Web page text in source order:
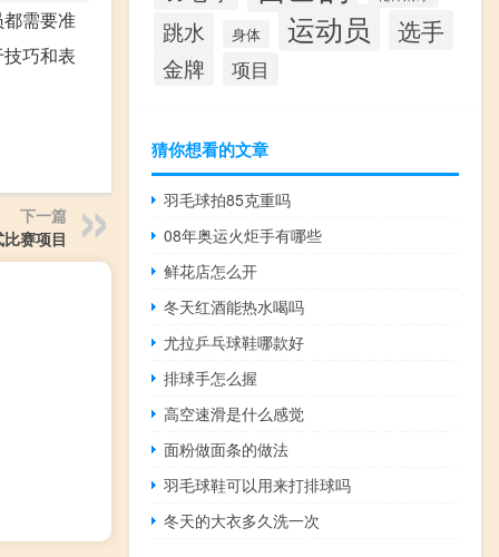
需要准
巧和表
下一篇
赛项目
跳水 身体 运动员 选手
金牌 项目
猜你想看的文章
羽毛球拍85克重吗
08年奥运火炬手有哪些
鲜花店怎么开
冬天红酒能热水喝吗
尤拉乒乓球鞋哪款好
排球手怎么握
高空速滑是什么感觉
面粉做面条的做法
羽毛球鞋可以用来打排球吗
冬天的大衣多久洗一次